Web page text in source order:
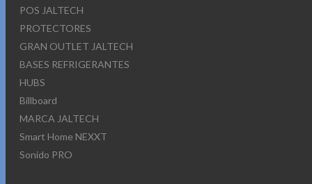
POS JALTECH
PROTECTORES
GRAN OUTLET JALTECH
BASES REFRIGERANTES
HUBS
Billboard
MARCA JALTECH
Smart Home NEXXT
Sonido PRO